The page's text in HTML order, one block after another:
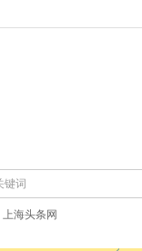
上海头条网